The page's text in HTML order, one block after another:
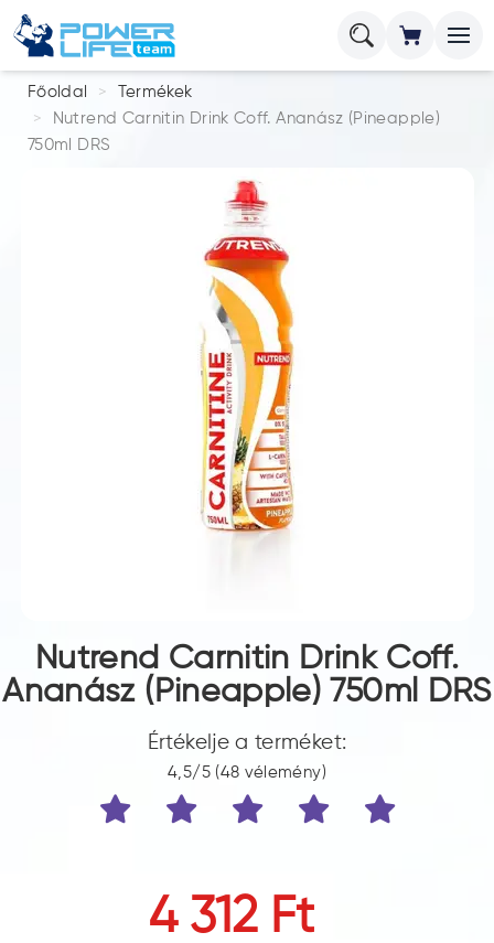
Főoldal
Termékek
Nutrend Carnitin Drink Coff. Ananász (Pineapple)
750ml DRS
Nutrend Carnitin Drink Coff.
Ananász (Pineapple) 750ml DRS
Értékelje a terméket:
4,5/5 (48 vélemény)
4 312 Ft